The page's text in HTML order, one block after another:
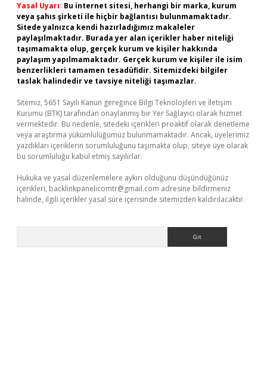
Yasal Uyarı: Bu internet sitesi, herhangi bir marka, kurum
veya şahıs şirketi ile hiçbir bağlantısı bulunmamaktadır.
Sitede yalnızca kendi hazırladığımız makaleler
paylaşılmaktadır. Burada yer alan içerikler haber niteliği
taşımamakta olup, gerçek kurum ve kişiler hakkında
paylaşım yapılmamaktadır. Gerçek kurum ve kişiler ile isim
benzerlikleri tamamen tesadüfidir. Sitemizdeki bilgiler
taslak halindedir ve tavsiye niteliği taşımazlar.
Sitemiz, 5651 Sayılı Kanun gereğince Bilgi Teknolojileri ve İletişim
Kurumu (BTK) tarafından onaylanmış bir Yer Sağlayıcı olarak hizmet
vermektedir. Bu nedenle, sitedeki içerikleri proaktif olarak denetleme
veya araştırma yükümlülüğümüz bulunmamaktadır. Ancak, üyelerimiz
yazdıkları içeriklerin sorumluluğunu taşımakta olup, siteye üye olarak
bu sorumluluğu kabul etmiş sayılırlar.
Hukuka ve yasal düzenlemelere aykırı olduğunu düşündüğünüz
içerikleri, backlinkpanelicomtr@gmail.com adresine bildirmeniz
halinde, ilgili içerikler yasal süre içerisinde sitemizden kaldırılacaktır.